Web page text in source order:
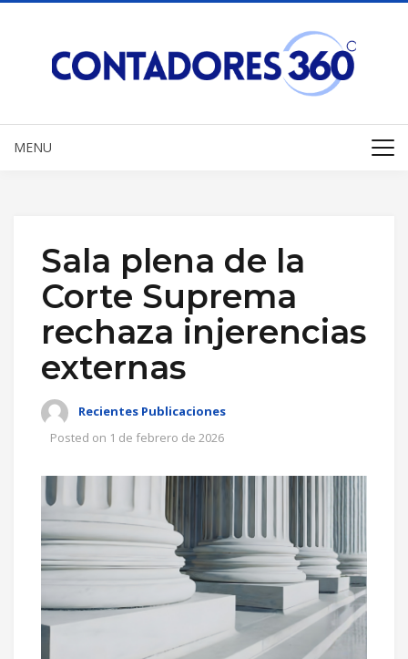
MENU
Sala plena de la
Corte Suprema
rechaza injerencias
externas
Recientes Publicaciones
Posted on 1 de febrero de 2026